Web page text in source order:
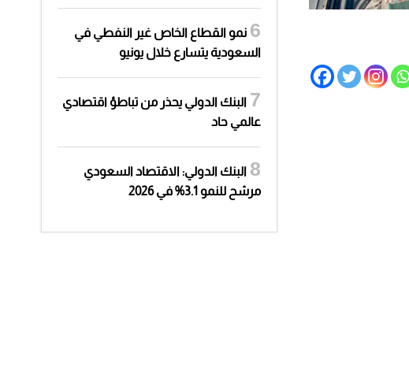
نمو القطاع الخاص غير النفطي في
السعودية يتسارع خلال يونيو
البنك الدولي يحذر من تباطؤ اقتصادي
عالمي حاد
البنك الدولي: الاقتصاد السعودي
مرشح للنمو 3.1% في 2026